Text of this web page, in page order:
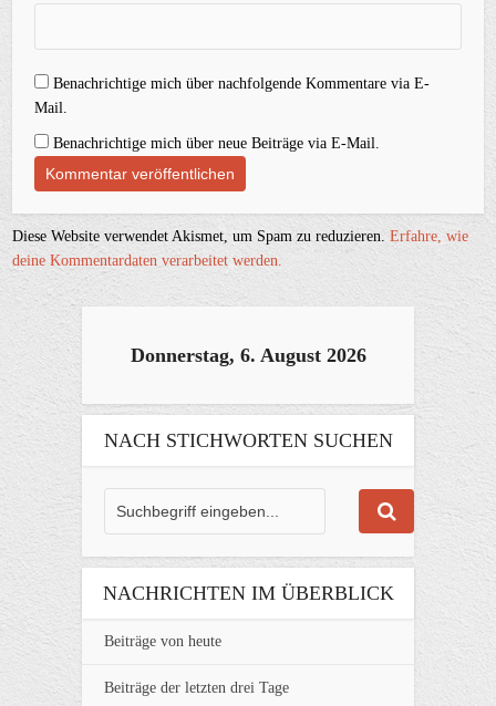
Benachrichtige mich über nachfolgende Kommentare via E-
Mail.
Benachrichtige mich über neue Beiträge via E-Mail.
Diese Website verwendet Akismet, um Spam zu reduzieren.Erfahre, wie
deine Kommentardaten verarbeitet werden.
Donnerstag, 6. August 2026
NACH STICHWORTEN SUCHEN
NACHRICHTEN IM ÜBERBLICK
Beiträge von heute
Beiträge der letzten drei Tage